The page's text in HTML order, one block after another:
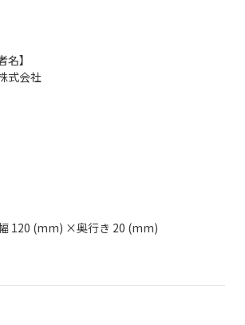
名】
式会社
120 (mm) ×奥行き 20 (mm)